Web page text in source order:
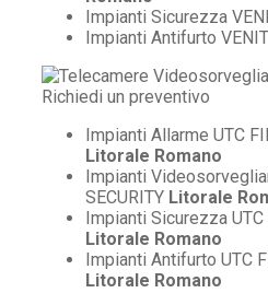
Impianti Sicurezza
Impianti Antifurto
Impianti Allarme UTC
Litorale Romano
Impianti
SECURITY Litorale
Impianti Sicurezza UTC
Litorale Romano
Impianti Antifurto UTC
Litorale Romano